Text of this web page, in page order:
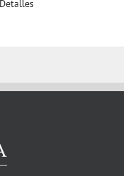
Detalles